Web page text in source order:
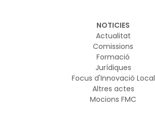
NOTICIES
Actualitat
Comissions
Formació
Jurídiques
Focus d'Innovació Local
Altres actes
Mocions FMC